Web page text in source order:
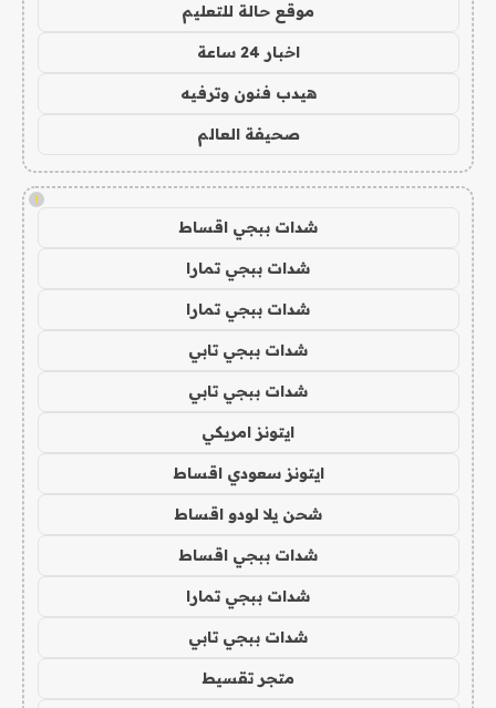
موقع حالة للتعليم
اخبار 24 ساعة
هيدب فنون وترفيه
صحيفة العالم
!
شدات ببجي اقساط
شدات ببجي تمارا
شدات ببجي تمارا
شدات ببجي تابي
شدات ببجي تابي
ايتونز امريكي
ايتونز سعودي اقساط
شحن يلا لودو اقساط
شدات ببجي اقساط
شدات ببجي تمارا
شدات ببجي تابي
متجر تقسيط